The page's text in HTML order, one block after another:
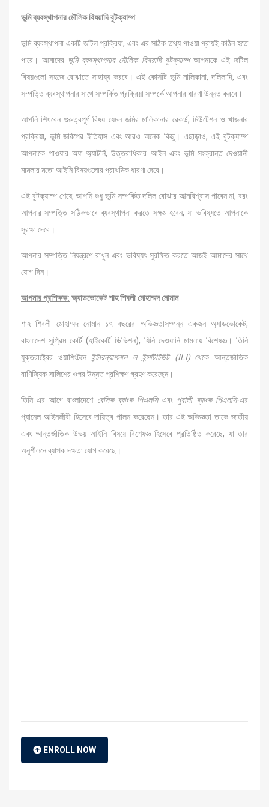
ভূমি ব্যবস্থাপনার মৌলিক বিষয়াদি বুটক্যাম্প
ভূমি ব্যবস্থাপনা একটি জটিল প্রক্রিয়া, এবং এর সঠিক তথ্য পাওয়া প্রায়ই কঠিন হতে
পারে। আমাদের ভূমি ব্যবস্থাপনার মৌলিক বিষয়াদি বুটক্যাম্পআপনাকে এই জটিল
বিষয়গুলো সহজে বোঝাতে সাহায্য করবে। এই কোর্সটি ভূমি মালিকানা, দলিলাদি, এবং
সম্পত্তি ব্যবস্থাপনার সাথে সম্পর্কিত প্রক্রিয়া সম্পর্কে আপনার ধারণা উন্নত করবে।
আপনি শিখবেন গুরুত্বপূর্ণ বিষয় যেমন জমির মালিকানার রেকর্ড, মিউটেশন ও খাজনার
প্রক্রিয়া, ভূমি জরিপের ইতিহাস এবং আরও অনেক কিছু। এছাড়াও, এই বুটক্যাম্প
আপনাকে পাওয়ার অফ অ্যাটর্নি, উত্তরাধিকার আইন এবং ভূমি সংক্রান্ত দেওয়ানী
মামলার মতো আইনি বিষয়গুলোর প্রাথমিক ধারণা দেবে।
এই বুটক্যাম্প শেষে, আপনি শুধু ভূমি সম্পর্কিত দলিল বোঝার আত্মবিশ্বাস পাবেন না, বরং
আপনার সম্পত্তি সঠিকভাবে ব্যবস্থাপনা করতে সক্ষম হবেন, যা ভবিষ্যতে আপনাকে
সুরক্ষা দেবে।
আপনার সম্পত্তি নিয়ন্ত্রণে রাখুন এবং ভবিষ্যৎ সুরক্ষিত করতে আজই আমাদের সাথে
যোগ দিন।
আপনার প্রশিক্ষক: অ্যাডভোকেট শাহ শিবলী মোহাম্মদ নোমান
শাহ শিবলী মোহাম্মদ নোমান ১৭ বছরের অভিজ্ঞতাসম্পন্ন একজন অ্যাডভোকেট,
বাংলাদেশ সুপ্রিম কোর্ট (হাইকোর্ট ডিভিশন), যিনি দেওয়ানি মামলায় বিশেষজ্ঞ। তিনি
যুক্তরাষ্ট্রের ওয়াশিংটনে
ইন্টারন্যাশনাল ল ইন্সটিটিউট (ILI)থেকে আন্তর্জাতিক
বাণিজ্যিক সালিশের ওপর উন্নত প্রশিক্ষণ গ্রহণ করেছেন।
তিনি এর আগে বাংলাদেশে বেসিক ব্যাংক পিএলসিএবং পুবালী ব্যাংক পিএলসি-এর
প্যানেল আইনজীবী হিসেবে দায়িত্ব পালন করেছেন। তার এই অভিজ্ঞতা তাকে জাতীয়
এবং আন্তর্জাতিক উভয় আইনি বিষয়ে বিশেষজ্ঞ হিসেবে প্রতিষ্ঠিত করেছে, যা তার
অনুশীলনে ব্যাপক দক্ষতা যোগ করেছে।
ENROLL NOW